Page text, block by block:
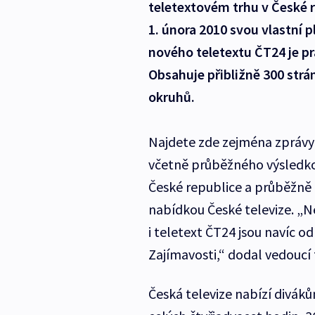
teletextovém trhu v České
1. února 2010 svou vlastní
nového teletextu ČT24 je
Obsahuje přibližně 300
okruhů.
Najdete zde zejména
včetně průběžného
České republice a
nabídkou České televize.
i teletext ČT24 jsou navíc
Zajímavosti,“ dodal
Česká televize nabízí